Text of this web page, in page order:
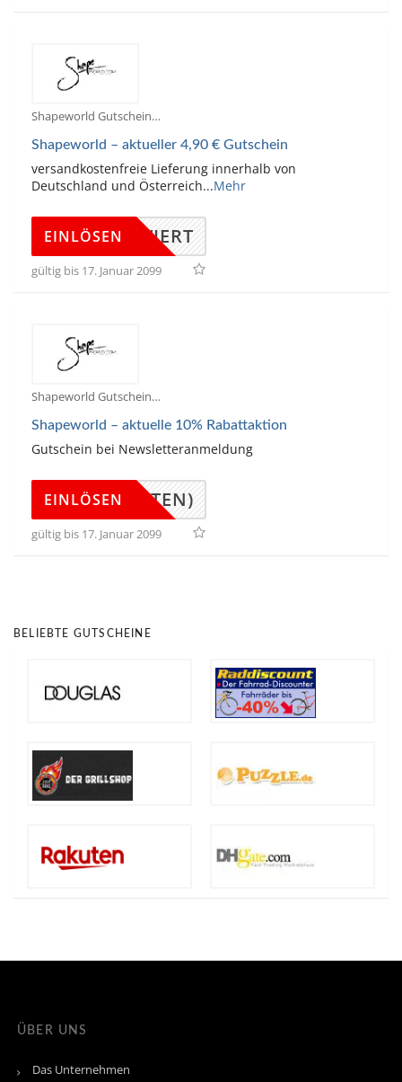
Shapeworld Gutscheine
Shapeworld – aktueller 4,90 € Gutschein
versandkostenfreie Lieferung innerhalb von
Deutschland und Österreich...Mehr
KTIVIERT
EINLÖSEN
gültig bis 17. Januar 2099
Shapeworld Gutscheine
Shapeworld – aktuelle 10% Rabattaktion
Gutschein bei Newsletteranmeldung
(UNTEN)
EINLÖSEN
gültig bis 17. Januar 2099
BELIEBTE GUTSCHEINE
ÜBER UNS
Das Unternehmen